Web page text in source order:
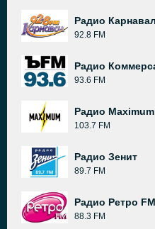
Радио Карнавал
92.8 FM
Радио
93.6 FM
Радио
103.7 FM
Радио Зенит
89.7 FM
Радио Ретро FM
88.3 FM